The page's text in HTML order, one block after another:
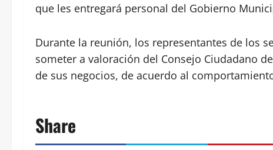
que les entregará personal del Gobierno
Durante la reunión, los representantes de los
someter a valoración del Consejo Ciudadano
de sus negocios, de acuerdo al
Share